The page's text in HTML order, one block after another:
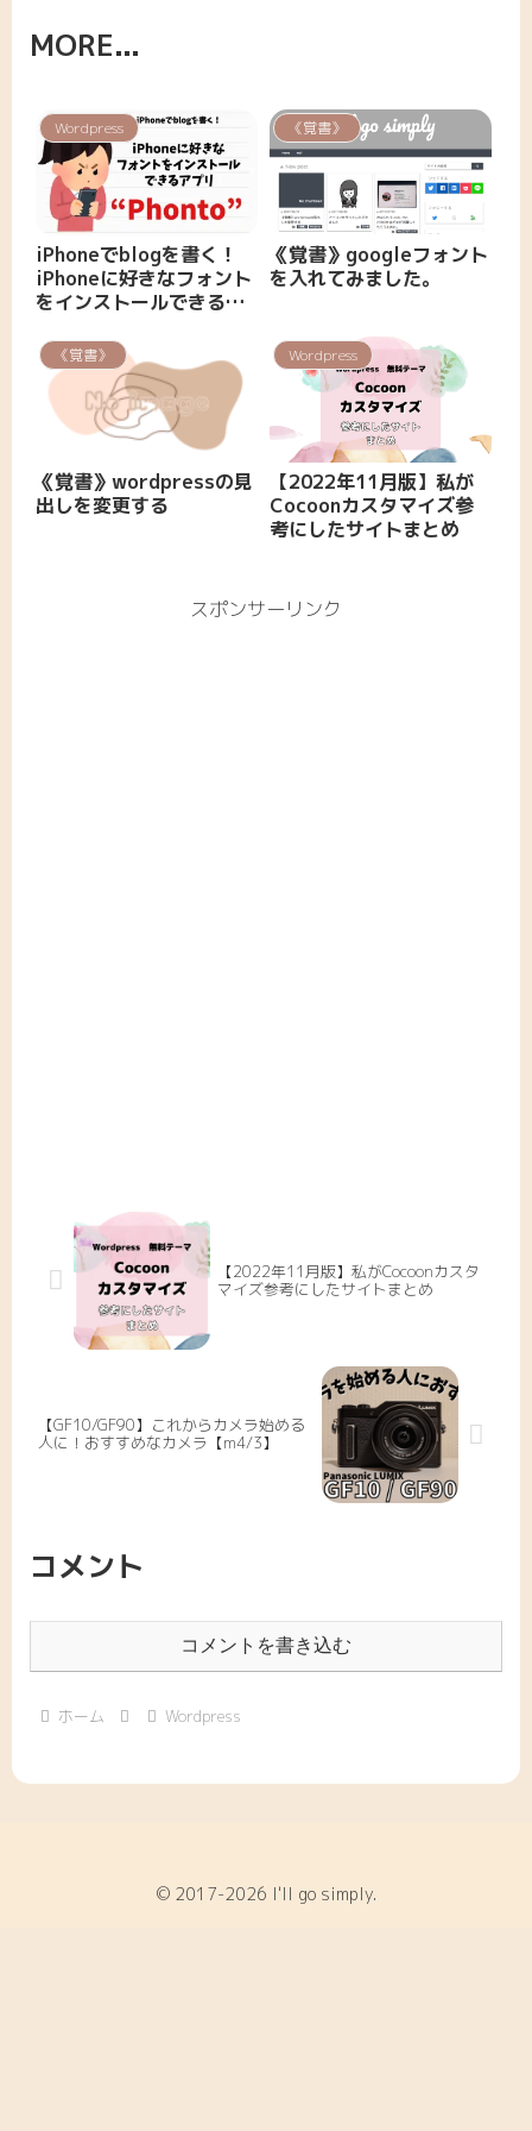
MORE...
Wordpress
iPhoneでblogを書く！
iPhoneに好きなフォント
をインストールできるア
《覚書》
《覚書》googleフォント
を入れてみました。
《覚書》
《覚書》wordpressの見
出しを変更する
Wordpress
【2022年11月版】私が
Cocoonカスタマイズ参
考にしたサイトまとめ
スポンサーリンク
【2022年11月版】私がCocoonカスタ
マイズ参考にしたサイトまとめ
【GF10/GF90】これからカメラ始める
人に！おすすめなカメラ【m4/3】
コメント
コメントを書き込む
ホーム Wordpress
© 2017-2026 I'll go simply.